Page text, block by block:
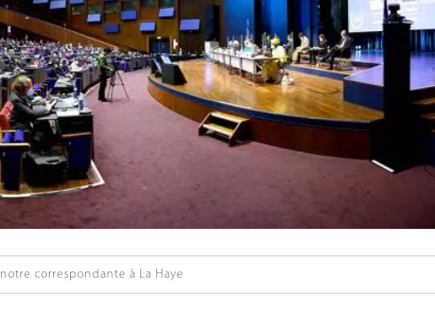
notre correspondante à La Haye